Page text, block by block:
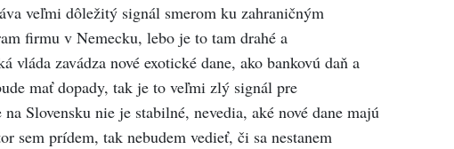
veľmi dôležitý signál smerom ku zahraničným
firmu v Nemecku, lebo je to tam drahé a
vláda zavádza nové exotické dane, ako bankovú daň a
mať dopady, tak je to veľmi zlý signál pre
Slovensku nie je stabilné, nevedia, aké nové dane majú
sem prídem, tak nebudem vedieť, či sa nestanem